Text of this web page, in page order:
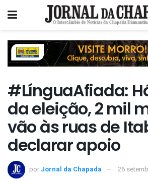
#LínguaAfiada:
da eleição, 2 mil
vão às ruas de
declarar apoio
por Jornal da Chapada 26